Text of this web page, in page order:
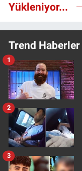
Yükleniyor...
Trend Haberler
1
2
3